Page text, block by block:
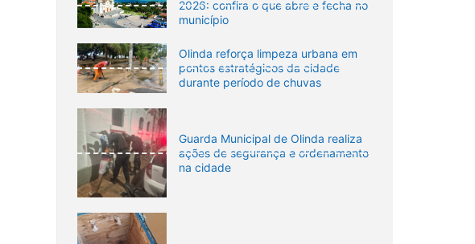
2026: confira o que abre e fecha no
município
Olinda reforça limpeza urbana em
pontos estratégicos da cidade
durante período de chuvas
Guarda Municipal de Olinda realiza
ações de segurança e ordenamento
na cidade